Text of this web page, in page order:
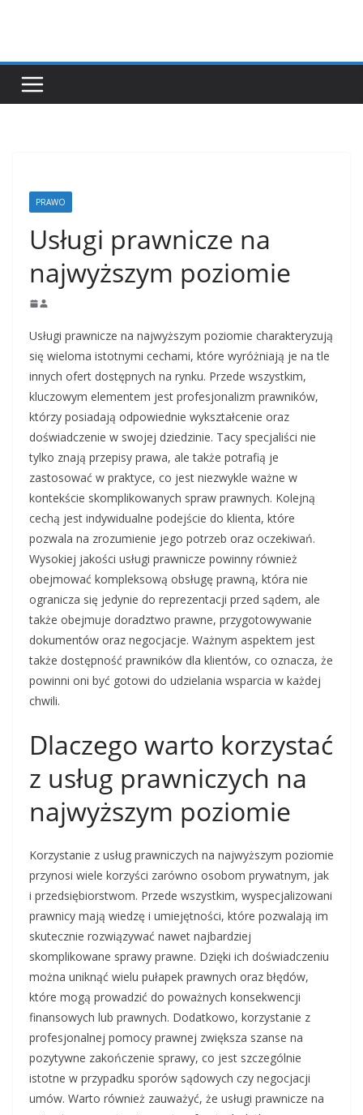
PRAWO
Usługi prawnicze na
najwyższym poziomie
Usługi prawnicze na najwyższym poziomie charakteryzują
się wieloma istotnymi cechami, które wyróżniają je na tle
innych ofert dostępnych na rynku. Przede wszystkim,
kluczowym elementem jest profesjonalizm prawników,
którzy posiadają odpowiednie wykształcenie oraz
doświadczenie w swojej dziedzinie. Tacy specjaliści nie
tylko znają przepisy prawa, ale także potrafią je
zastosować w praktyce, co jest niezwykle ważne w
kontekście skomplikowanych spraw prawnych. Kolejną
cechą jest indywidualne podejście do klienta, które
pozwala na zrozumienie jego potrzeb oraz oczekiwań.
Wysokiej jakości usługi prawnicze powinny również
obejmować kompleksową obsługę prawną, która nie
ogranicza się jedynie do reprezentacji przed sądem, ale
także obejmuje doradztwo prawne, przygotowywanie
dokumentów oraz negocjacje. Ważnym aspektem jest
także dostępność prawników dla klientów, co oznacza, że
powinni oni być gotowi do udzielania wsparcia w każdej
chwili.
Dlaczego warto korzystać
z usług prawniczych na
najwyższym poziomie
Korzystanie z usług prawniczych na najwyższym poziomie
przynosi wiele korzyści zarówno osobom prywatnym, jak
i przedsiębiorstwom. Przede wszystkim, wyspecjalizowani
prawnicy mają wiedzę i umiejętności, które pozwalają im
skutecznie rozwiązywać nawet najbardziej
skomplikowane sprawy prawne. Dzięki ich doświadczeniu
można uniknąć wielu pułapek prawnych oraz błędów,
które mogą prowadzić do poważnych konsekwencji
finansowych lub prawnych. Dodatkowo, korzystanie z
profesjonalnej pomocy prawnej zwiększa szanse na
pozytywne zakończenie sprawy, co jest szczególnie
istotne w przypadku sporów sądowych czy negocjacji
umów. Warto również zauważyć, że usługi prawnicze na